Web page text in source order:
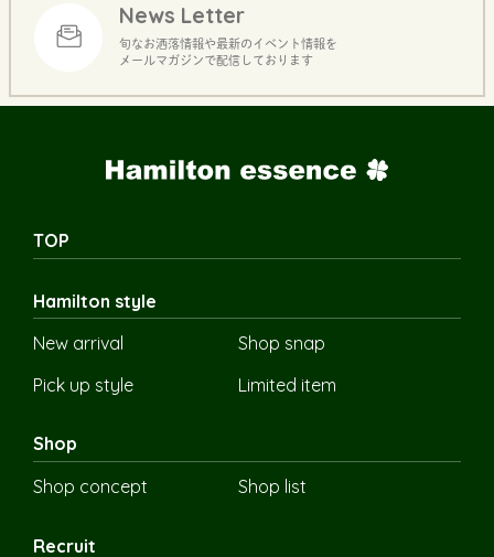
News Letter
旬なお洒落情報や最新のイベント情報を
メールマガジンで配信しております
TOP
Hamilton style
New arrival
Shop snap
Pick up style
Limited item
Shop
Shop concept
Shop list
Recruit